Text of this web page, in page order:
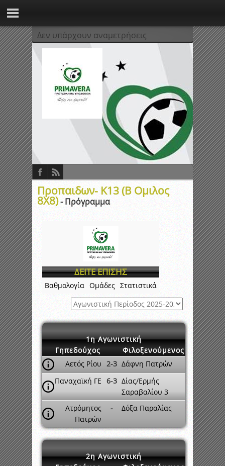
Δεν υπάρχουν αναμετρήσεις
Προπαιδων- K13 (Β Ομιλος
8Χ8)- Πρόγραμμα
ΔΕΙΤΕ ΕΠΙΣΗΣ
Βαθμολογία Ομάδες Στατιστικά
1η Αγωνιστική
Γηπεδούχος
Φιλοξενούμενος
Αετός Ρίου 2-3 Δάφνη Πατρών
Παναχαϊκή ΓΕ 6-3 Δίας/Ερμής
Σαραβαλίου 3
Ατρόμητος
Πατρών
- Δόξα Παραλίας
2η Αγωνιστική